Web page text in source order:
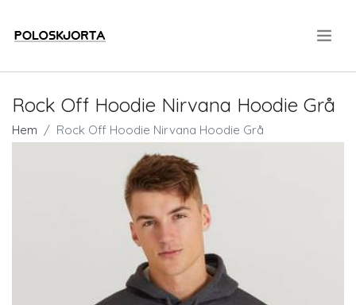
Rock Off Hoodie Nirvana Hoodie Grå
Hem Rock Off Hoodie Nirvana Hoodie Grå